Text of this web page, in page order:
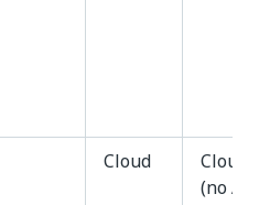
Cloud
Cloud
(no AI